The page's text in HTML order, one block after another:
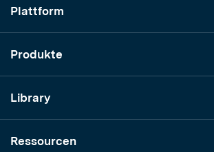
Plattform
Produkte
Library
Ressourcen